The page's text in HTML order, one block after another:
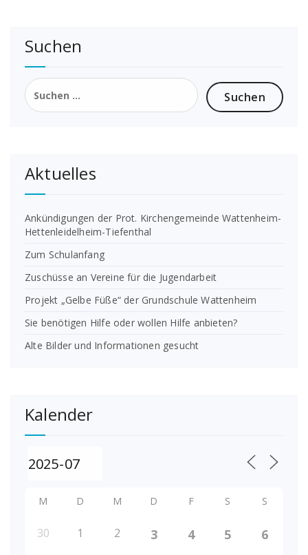
Suchen
Suchen
nach:
Aktuelles
Ankündigungen der Prot. Kirchengemeinde Wattenheim-
Hettenleidelheim-Tiefenthal
Zum Schulanfang
Zuschüsse an Vereine für die Jugendarbeit
Projekt „Gelbe Füße“ der Grundschule Wattenheim
Sie benötigen Hilfe oder wollen Hilfe anbieten?
Alte Bilder und Informationen gesucht
Kalender
M D M D F S S
30 1 2 3 4 5 6